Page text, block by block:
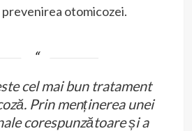
otomicozei.
cel mai bun tratament
Prin menținerea unei
corespunzătoare și a